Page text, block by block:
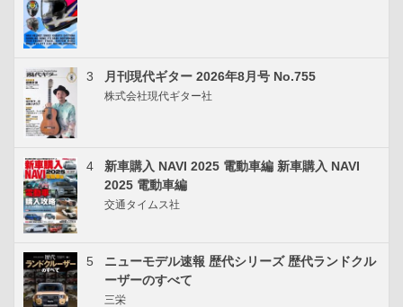
3 月刊現代ギター 2026年8月号 No.755
株式会社現代ギター社
4
新車購入 NAVI 2025 電動車編 新車購入 NAVI
2025 電動車編
交通タイムス社
5
ニューモデル速報 歴代シリーズ 歴代ランドクル
ーザーのすべて
三栄